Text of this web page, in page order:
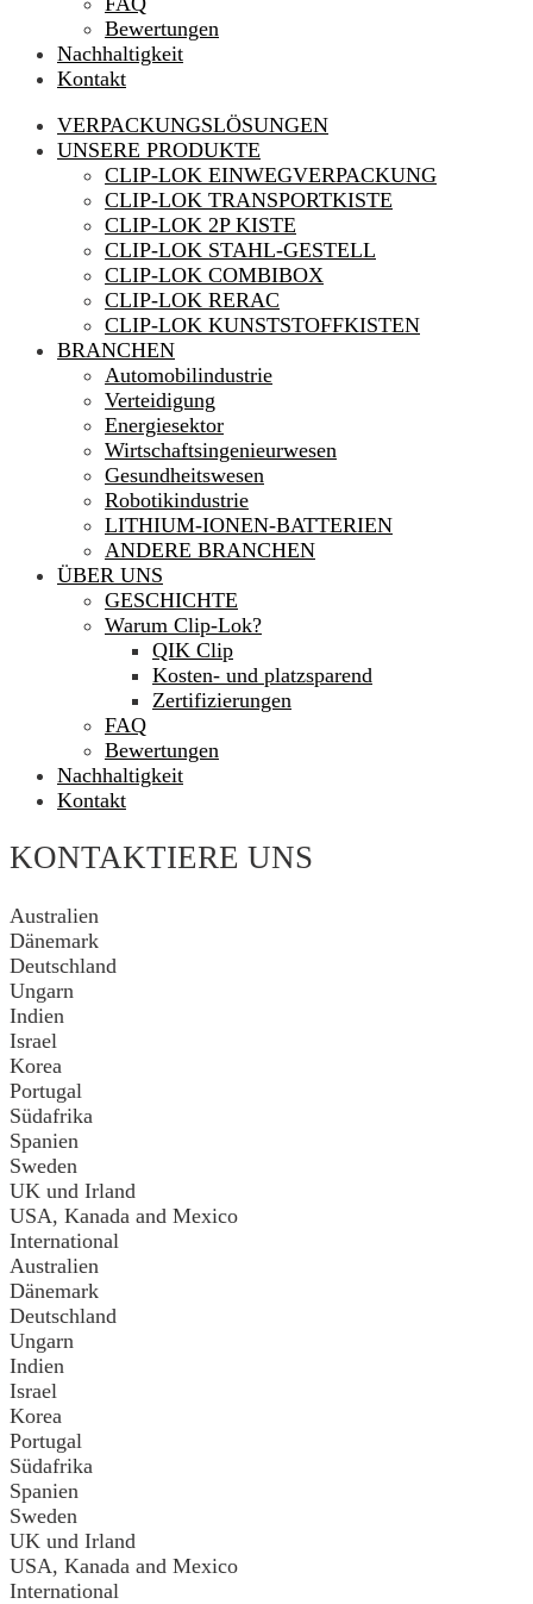
Bewertungen
Nachhaltigkeit
Kontakt
VERPACKUNGSLÖSUNGEN
UNSERE PRODUKTE
CLIP-LOK EINWEGVERPACKUNG
CLIP-LOK TRANSPORTKISTE
CLIP-LOK 2P KISTE
CLIP-LOK STAHL-GESTELL
CLIP-LOK COMBIBOX
CLIP-LOK RERAC
CLIP-LOK KUNSTSTOFFKISTEN
BRANCHEN
Automobilindustrie
Verteidigung
Energiesektor
Wirtschaftsingenieurwesen
Gesundheitswesen
Robotikindustrie
LITHIUM-IONEN-BATTERIEN
ANDERE BRANCHEN
ÜBER UNS
GESCHICHTE
Warum Clip-Lok?
QIK Clip
Kosten- und platzsparend
Zertifizierungen
FAQ
Bewertungen
Nachhaltigkeit
Kontakt
KONTAKTIERE UNS
Australien
Dänemark
Deutschland
Ungarn
Indien
Israel
Korea
Portugal
Südafrika
Spanien
Sweden
UK und Irland
USA, Kanada and Mexico
International
Australien
Dänemark
Deutschland
Ungarn
Indien
Israel
Korea
Portugal
Südafrika
Spanien
Sweden
UK und Irland
USA, Kanada and Mexico
International